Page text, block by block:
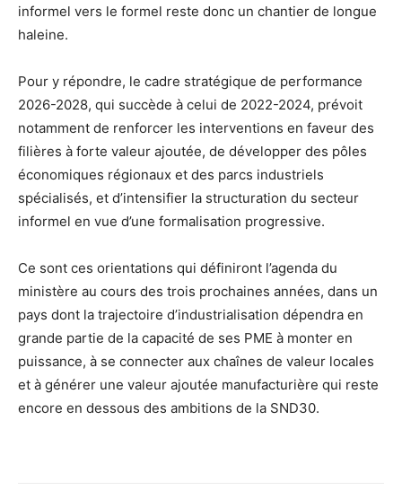
informel vers le formel reste donc un chantier de longue
haleine.
Pour y répondre, le cadre stratégique de performance
2026-2028, qui succède à celui de 2022-2024, prévoit
notamment de renforcer les interventions en faveur des
filières à forte valeur ajoutée, de développer des pôles
économiques régionaux et des parcs industriels
spécialisés, et d’intensifier la structuration du secteur
informel en vue d’une formalisation progressive.
Ce sont ces orientations qui définiront l’agenda du
ministère au cours des trois prochaines années, dans un
pays dont la trajectoire d’industrialisation dépendra en
grande partie de la capacité de ses PME à monter en
puissance, à se connecter aux chaînes de valeur locales
et à générer une valeur ajoutée manufacturière qui reste
encore en dessous des ambitions de la SND30.